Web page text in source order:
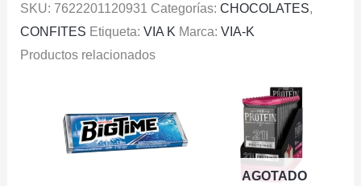
SKU: 7622201120931 Categorías: CHOCOLATES,
CONFITES Etiqueta: VIA K Marca: VIA-K
Productos relacionados
AGOTADO